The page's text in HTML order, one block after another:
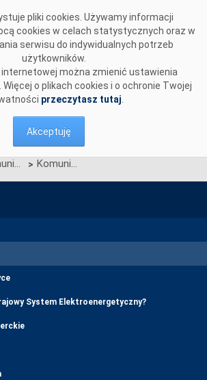
pliki cookies. Używamy informacji
cookies w celach statystycznych oraz w
serwisu do indywidualnych potrzeb
użytkowników.
internetowej można zmienić ustawienia
o plikach cookies i o ochronie Twojej
przeczytasz tutaj
Akceptuję
Komunikaty OSP > Komunikat dotyczący prawa do rekompensaty za redysponowanie nierynkowe instalacji wiatrowych w dniu 15 września 2025
System Elektroenergetyczny?